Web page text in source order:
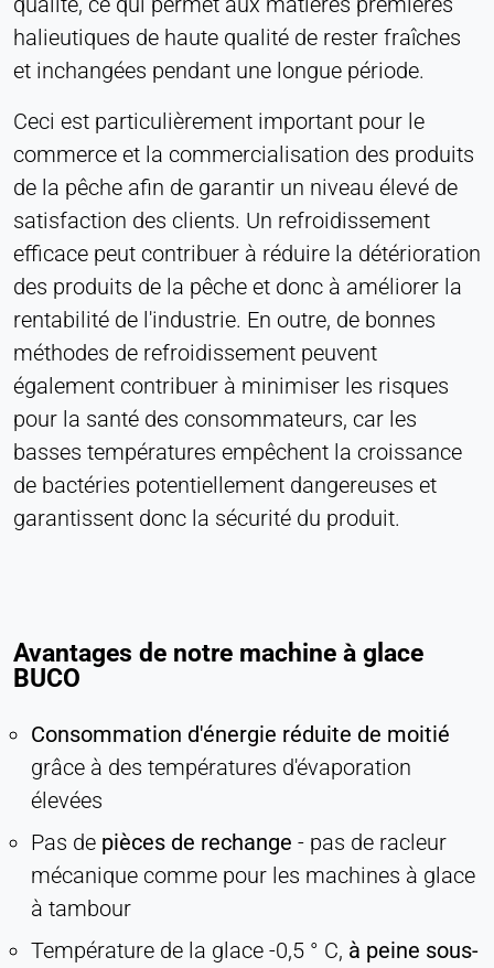
halieutiques de haute qualité de rester fraîches
et inchangées pendant une longue période.
Ceci est particulièrement important pour le
commerce et la commercialisation des produits
de la pêche afin de garantir un niveau élevé de
satisfaction des clients. Un refroidissement
efficace peut contribuer à réduire la détérioration
des produits de la pêche et donc à améliorer la
rentabilité de l'industrie. En outre, de bonnes
méthodes de refroidissement peuvent
également contribuer à minimiser les risques
pour la santé des consommateurs, car les
basses températures empêchent la croissance
de bactéries potentiellement dangereuses et
garantissent donc la sécurité du produit.
Avantages de notre machine à glace
BUCO
Consommation d'énergie réduite de moitié
grâce à des températures d'évaporation
élevées
Pas de pièces de rechange - pas de racleur
mécanique comme pour les machines à glace
à tambour
Température de la glace -0,5 ° C, à peine sous-
Provider:
Heat Transfer Technology
Stocke vos paramètres de confidentialité
1 an
STATISTIQUES
Utilisées pour comprendre comment le site web
est utilisé et pour améliorer les performances et la
convivialité. Les données sont traitées de manière
anonyme.
Matomo
Provider:
Heat Transfer Technology
Session
MARKETING
Utilisées pour mesurer l'efficacité du marketing et
identifier les visiteurs liés à l'entreprise.
LinkedIn
bcookie, li_gc, lidc
Provider: